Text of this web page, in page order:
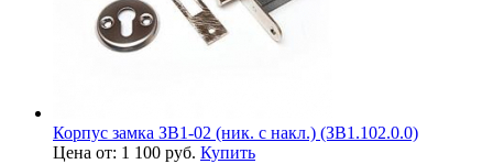
Корпус замка ЗВ1-02 (ник. с накл.) (ЗВ1.102.0.0)
Цена от: 1 100 руб. Купить